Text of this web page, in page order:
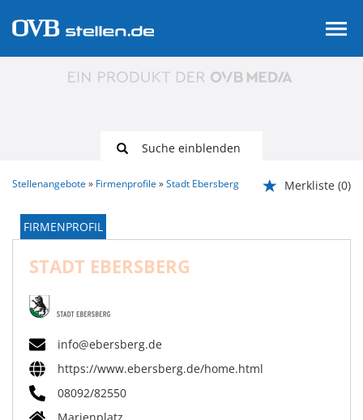
Suche einblenden
Stellenangebote Firmenprofile Stadt Ebersberg Merkliste (0)
FIRMENPROFIL
STADT EBERSBERG
info@ebersberg.de
https://www.ebersberg.de/home.html
08092/82550